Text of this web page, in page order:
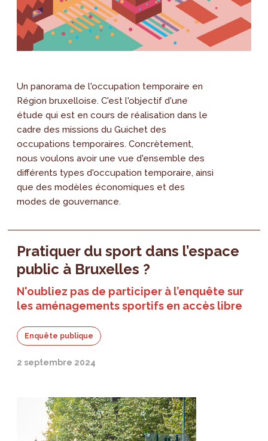
Un panorama de l'occupation temporaire en
Région bruxelloise. C'est l'objectif d'une
étude qui est en cours de réalisation dans le
cadre des missions du Guichet des
occupations temporaires. Concrètement,
nous voulons avoir une vue d'ensemble des
différents types d'occupation temporaire, ainsi
que des modèles économiques et des
modes de gouvernance.
Pratiquer du sport dans l’espace
public à Bruxelles ?
N'oubliez pas de participer à l’enquête sur
les aménagements sportifs en accès libre
Enquête publique
2 septembre 2024